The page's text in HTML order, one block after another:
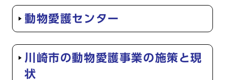
動物愛護センター
川崎市の動物愛護事業の施策と現
状